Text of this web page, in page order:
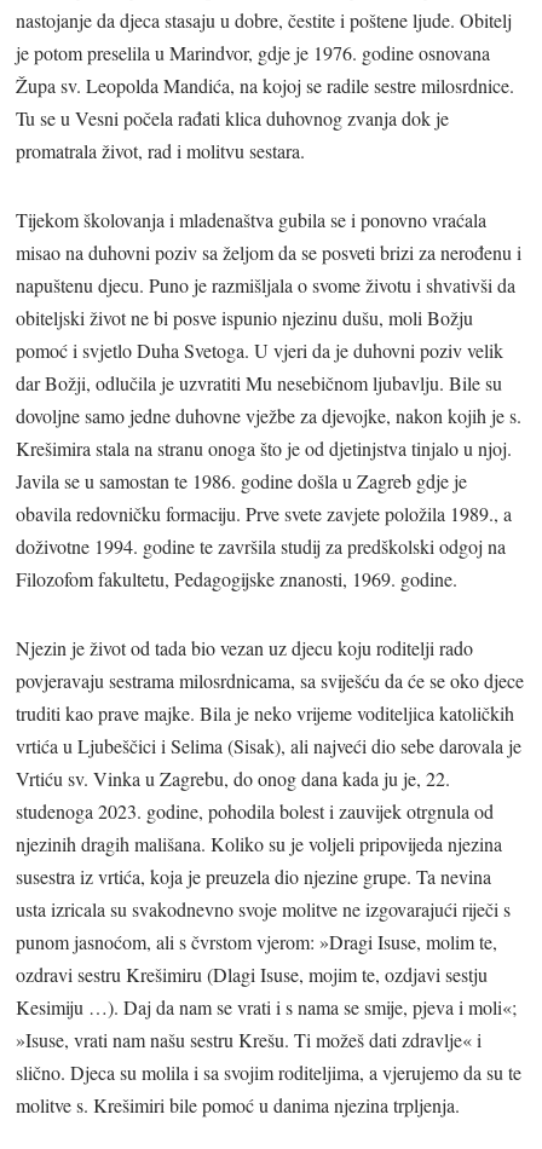
nastojanje da djeca stasaju u dobre, čestite i poštene ljude. Obitelj
je potom preselila u Marindvor, gdje je 1976. godine osnovana
Župa sv. Leopolda Mandića, na kojoj se radile sestre milosrdnice.
Tu se u Vesni počela rađati klica duhovnog zvanja dok je
promatrala život, rad i molitvu sestara.
Tijekom školovanja i mladenaštva gubila se i ponovno vraćala
misao na duhovni poziv sa željom da se posveti brizi za nerođenu i
napuštenu djecu. Puno je razmišljala o svome životu i shvativši da
obiteljski život ne bi posve ispunio njezinu dušu, moli Božju
pomoć i svjetlo Duha Svetoga. U vjeri da je duhovni poziv velik
dar Božji, odlučila je uzvratiti Mu nesebičnom ljubavlju. Bile su
dovoljne samo jedne duhovne vježbe za djevojke, nakon kojih je s.
Krešimira stala na stranu onoga što je od djetinjstva tinjalo u njoj.
Javila se u samostan te 1986. godine došla u Zagreb gdje je
obavila redovničku formaciju. Prve svete zavjete položila 1989., a
doživotne 1994. godine te završila studij za predškolski odgoj na
Filozofom fakultetu, Pedagogijske znanosti, 1969. godine.
Njezin je život od tada bio vezan uz djecu koju roditelji rado
povjeravaju sestrama milosrdnicama, sa sviješću da će se oko djece
truditi kao prave majke. Bila je neko vrijeme voditeljica katoličkih
vrtića u Ljubeščici i Selima (Sisak), ali najveći dio sebe darovala je
Vrtiću sv. Vinka u Zagrebu, do onog dana kada ju je, 22.
studenoga 2023. godine, pohodila bolest i zauvijek otrgnula od
njezinih dragih mališana. Koliko su je voljeli pripovijeda njezina
susestra iz vrtića, koja je preuzela dio njezine grupe. Ta nevina
usta izricala su svakodnevno svoje molitve ne izgovarajući riječi s
punom jasnoćom, ali s čvrstom vjerom: »Dragi Isuse, molim te,
ozdravi sestru Krešimiru (Dlagi Isuse, mojim te, ozdjavi sestju
Kesimiju …). Daj da nam se vrati i s nama se smije, pjeva i moli«;
»Isuse, vrati nam našu sestru Krešu. Ti možeš dati zdravlje« i
slično. Djeca su molila i sa svojim roditeljima, a vjerujemo da su te
molitve s. Krešimiri bile pomoć u danima njezina trpljenja.